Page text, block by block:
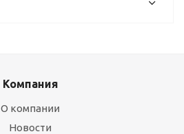
Компания
О компании
Новости